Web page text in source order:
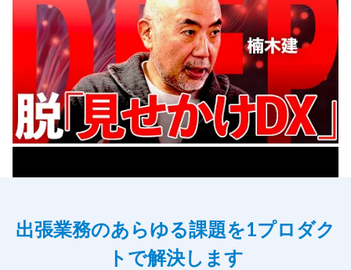
出張業務のあらゆる課題を1プロダク
トで解決します